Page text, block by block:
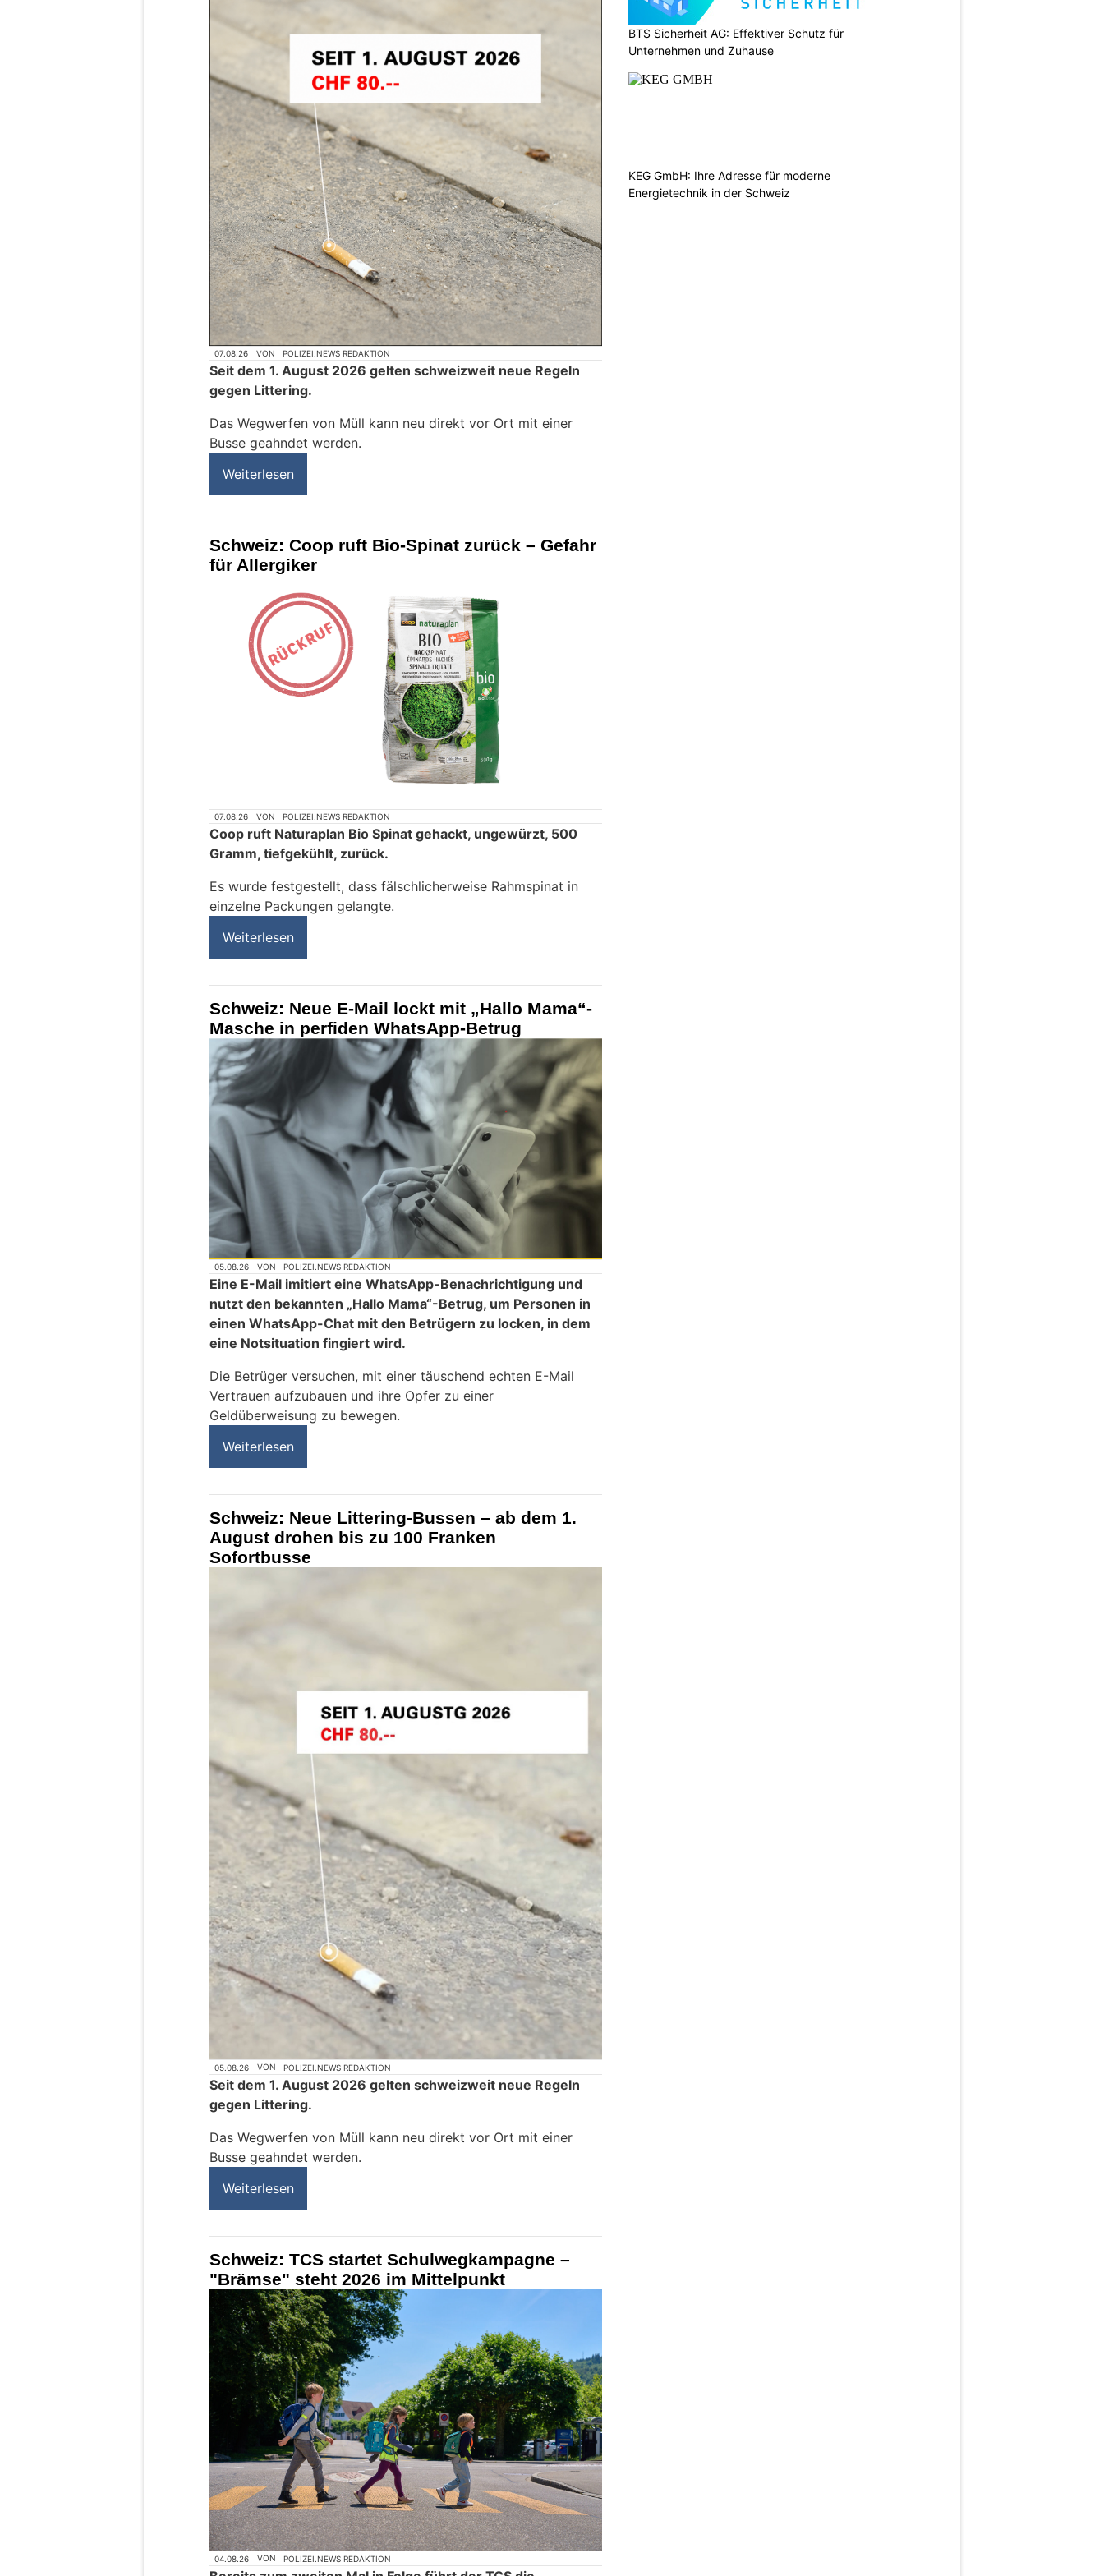
07.08.26 VON POLIZEI.NEWS REDAKTION
Seit dem 1. August 2026 gelten schweizweit neue Regeln
gegen Littering.
Das Wegwerfen von Müll kann neu direkt vor Ort mit einer
Busse geahndet werden.
Weiterlesen
Schweiz: Coop ruft Bio-Spinat zurück – Gefahr
für Allergiker
07.08.26 VON POLIZEI.NEWS REDAKTION
Coop ruft Naturaplan Bio Spinat gehackt, ungewürzt, 500
Gramm, tiefgekühlt, zurück.
Es wurde festgestellt, dass fälschlicherweise Rahmspinat in
einzelne Packungen gelangte.
Weiterlesen
Schweiz: Neue E-Mail lockt mit „Hallo Mama“-
Masche in perfiden WhatsApp-Betrug
05.08.26 VON POLIZEI.NEWS REDAKTION
Eine E-Mail imitiert eine WhatsApp-Benachrichtigung und
nutzt den bekannten „Hallo Mama“-Betrug, um Personen in
einen WhatsApp-Chat mit den Betrügern zu locken, in dem
eine Notsituation fingiert wird.
Die Betrüger versuchen, mit einer täuschend echten E-Mail
Vertrauen aufzubauen und ihre Opfer zu einer
Geldüberweisung zu bewegen.
Weiterlesen
Schweiz: Neue Littering-Bussen – ab dem 1.
August drohen bis zu 100 Franken
Sofortbusse
05.08.26 VON POLIZEI.NEWS REDAKTION
Seit dem 1. August 2026 gelten schweizweit neue Regeln
gegen Littering.
Das Wegwerfen von Müll kann neu direkt vor Ort mit einer
Busse geahndet werden.
Weiterlesen
Schweiz: TCS startet Schulwegkampagne –
"Brämse" steht 2026 im Mittelpunkt
04.08.26 VON POLIZEI.NEWS REDAKTION
BTS Sicherheit AG: Effektiver Schutz für
Unternehmen und Zuhause
KEG GmbH: Ihre Adresse für moderne
Energietechnik in der Schweiz